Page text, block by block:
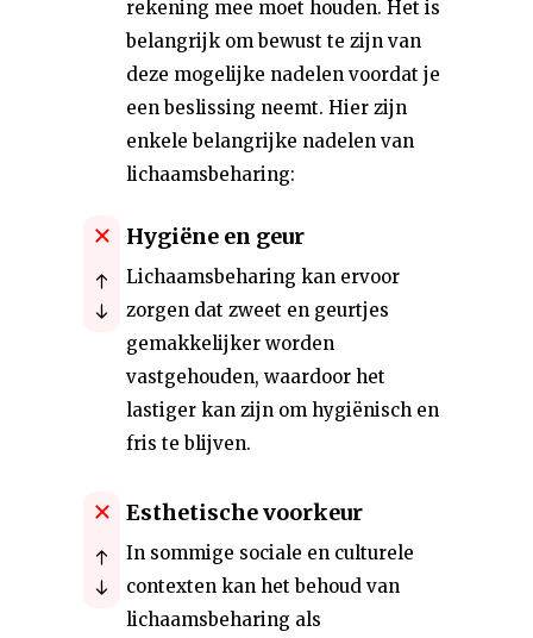
rekening mee moet houden. Het is
belangrijk om bewust te zijn van
deze mogelijke nadelen voordat je
een beslissing neemt. Hier zijn
enkele belangrijke nadelen van
lichaamsbeharing:
Hygiëne en geur
Lichaamsbeharing kan ervoor
zorgen dat zweet en geurtjes
gemakkelijker worden
vastgehouden, waardoor het
lastiger kan zijn om hygiënisch en
fris te blijven.
Esthetische voorkeur
In sommige sociale en culturele
contexten kan het behoud van
lichaamsbeharing als